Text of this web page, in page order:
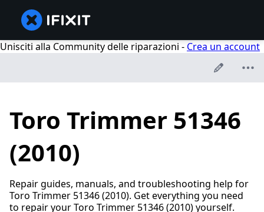
Unisciti alla Community delle riparazioni - Crea un account
Toro Trimmer 51346
(2010)
Repair guides, manuals, and troubleshooting help for
Toro Trimmer 51346 (2010). Get everything you need
to repair your Toro Trimmer 51346 (2010) yourself.